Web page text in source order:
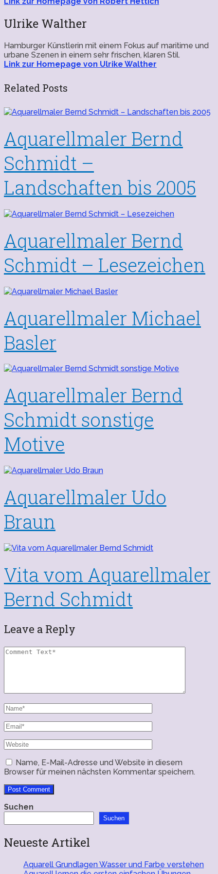
Ulrike Walther
Hamburger Künstlerin mit einem Fokus auf maritime und
urbane Szenen in einem sehr frischen, klaren Stil.
Link zur Homepage von Ulrike Walther
Related Posts
Aquarellmaler Bernd
Schmidt –
Landschaften bis 2005
Aquarellmaler Bernd
Schmidt – Lesezeichen
Aquarellmaler Michael
Basler
Aquarellmaler Bernd
Schmidt sonstige
Motive
Aquarellmaler Udo
Braun
Vita vom Aquarellmaler
Bernd Schmidt
Leave a Reply
Name, E-Mail-Adresse und Website in diesem
Browser für meinen nächsten Kommentar speichern.
Suchen
Suchen
Neueste Artikel
Aquarell Grundlagen Wasser und Farbe verstehen